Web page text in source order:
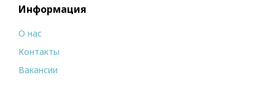
Информация
О нас
Контакты
Вакансии